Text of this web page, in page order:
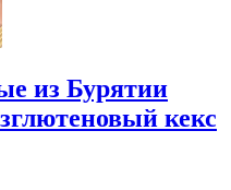
из Бурятии
кекс